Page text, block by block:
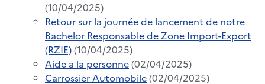
(10/04/2025)
Retour sur la journée de lancement de notre
Bachelor Responsable de Zone Import-Export
(RZIE)(10/04/2025)
Aide a la personne(02/04/2025)
Carrossier Automobile(02/04/2025)